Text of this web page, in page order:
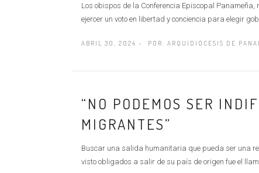
Los obispos de la Conferencia Episcopal
ejercer un voto en libertad y conciencia para elegir
ABRIL 30, 2024 - POR: ARQUIDIÓCESIS DE
“NO PODEMOS SER
MIGRANTES”
Buscar una salida humanitaria que pueda ser una
visto obligados a salir de su país de origen fue el